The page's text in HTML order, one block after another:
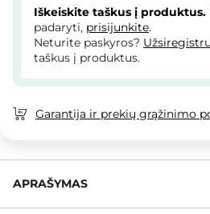
Iškeiskite taškus į produktus.
padaryti, prisijunkite.
Neturite paskyros?
taškus į produktus.
Garantija ir prekių grąžinimo
APRAŠYMAS